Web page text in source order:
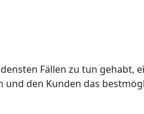
Fällen zu tun gehabt,
den Kunden das